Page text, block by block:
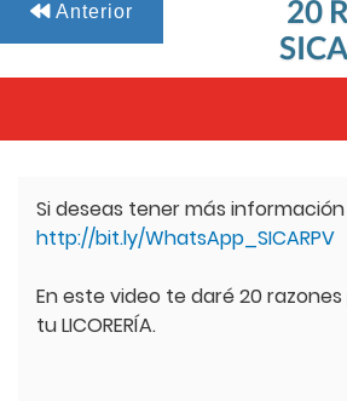
Anterior
20
Si deseas tener más
http://bit.ly/WhatsApp_SICARPV
En este video te daré 20
tu LICORERÍA.